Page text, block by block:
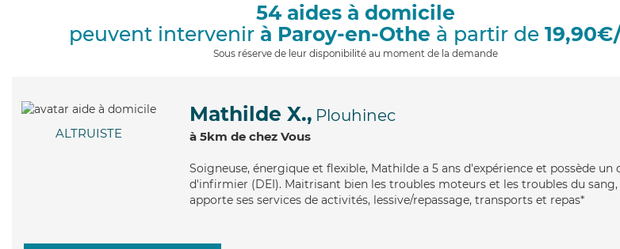
54 aides à domicile
peuvent intervenir à Paroy-en-Othe à partir de
Sous réserve de leur disponibilité au moment de la demande
ALTRUISTE
Mathilde X., Plouhinec
à 5km de chez Vous
Soigneuse, énergique et flexible, Mathilde a 5 ans d'expérience et possède un
d'infirmier (DEI). Maitrisant bien les troubles moteurs et les troubles du
apporte ses services de activités, lessive/repassage, transports et repas*